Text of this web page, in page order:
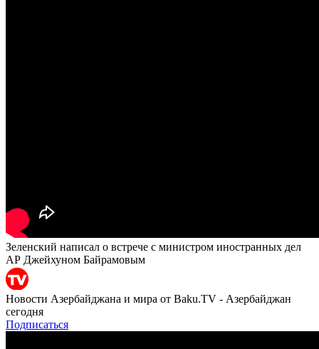
Зеленский написал о встрече с министром иностранных дел
АР Джейхуном Байрамовым
Новости Азербайджана и мира от Baku.TV - Азербайджан
сегодня
Подписаться